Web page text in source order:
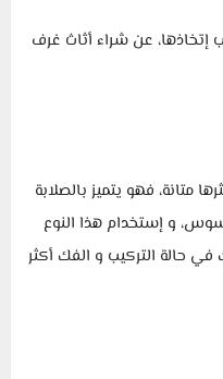
عن شراء أثاث غرف
متانة، فهو يتميز بالصلابة
و إستخدام هذا النوع
في حالة التركيب و الفك أكثر